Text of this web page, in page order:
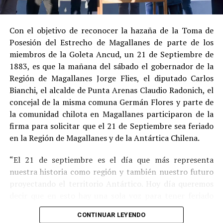
Estas circunstancias jurídicas, sumadas al
procedimiento abreviado, redujeron la posibilidad de un
cumplimiento efectivo en recinto penitenciario.
Indemnización a la víctima y nueva investigación
por ocultamiento de bienes
En el ámbito civil, elJuzgado de Letras de Castrodictó
enseptiembre de 2023una sentencia que obliga a
Pedro Montecinos apagar una indemnización total de
$120 millonespor concepto de daño moral:
$80 millonesa favor de la víctima.
$40 millonesa favor de su madre.
Sin embargo, la Fiscalía abrió una nueva línea
transferencia de bienes
Con el objetivo de reconocer la hazaña de la Toma de
Posesión del Estrecho de Magallanes de parte de los
miembros de la Goleta Ancud, un 21 de Septiembre de
1883, es que la mañana del sábado el gobernador de la
Región de Magallanes Jorge Flies, el diputado Carlos
Bianchi, el alcalde de Punta Arenas Claudio Radonich, el
concejal de la misma comuna Germán Flores y parte de
la comunidad chilota en Magallanes participaron de la
firma para solicitar que el 21 de Septiembre sea feriado
en la Región de Magallanes y de la Antártica Chilena.
“El 21 de septiembre es el día que más representa
nuestra historia como región y también nuestro futuro
proyectando el territorio Antártico. Hoy día queremos
este día por los primeros chilotes que llegaron en la
Goleta Ancud y por los que han hecho a Magallanes lo
CONTINUAR LEYENDO